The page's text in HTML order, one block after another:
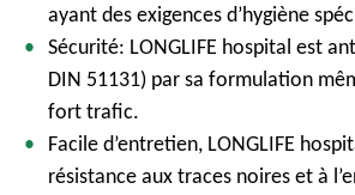
ayant des exigences d’hygiène
Sécurité: LONGLIFE hospital est
DIN 51131) par sa formulation
fort trafic.
Facile d’entretien, LONGLIFE
résistance aux traces noires et à